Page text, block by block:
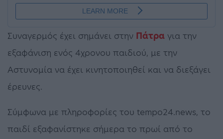
Συναγερμός έχει σημάνει στην Πάτρα για την
εξαφάνιση ενός 4χρονου παιδιού, με την
Αστυνομία να έχει κινητοποιηθεί και να διεξάγει
έρευνες.
Σύμφωνα με πληροφορίες του tempo24.news, το
παιδί εξαφανίστηκε σήμερα το πρωί από το